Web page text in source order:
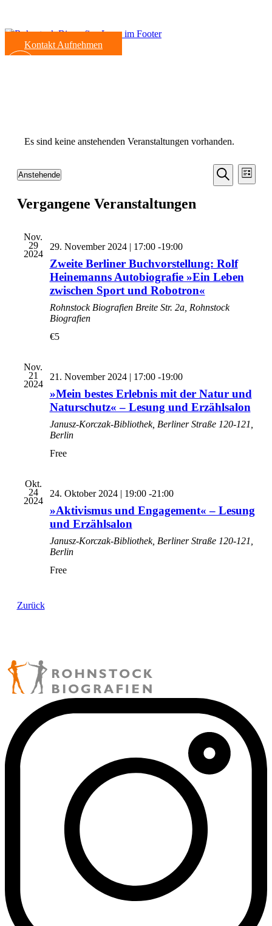
Kontakt Aufnehmen
Es sind keine anstehenden Veranstaltungen vorhanden.
Suche
Suche
Liste
Anstehende
Vergangene Veranstaltungen
Nov.
29
2024
29. November 2024 | 17:00-19:00
Zweite Berliner Buchvorstellung: Rolf
Heinemanns Autobiografie »Ein Leben
zwischen Sport und Robotron«
Rohnstock Biografien Breite Str. 2a, Rohnstock
Biografien
€5
Nov.
21
2024
21. November 2024 | 17:00-19:00
»Mein bestes Erlebnis mit der Natur und
Naturschutz« – Lesung und Erzählsalon
Janusz-Korczak-Bibliothek, Berliner Straße 120-121,
Berlin
Free
Okt.
24
2024
24. Oktober 2024 | 19:00-21:00
»Aktivismus und Engagement« – Lesung
und Erzählsalon
Janusz-Korczak-Bibliothek, Berliner Straße 120-121,
Berlin
Free
Zurück